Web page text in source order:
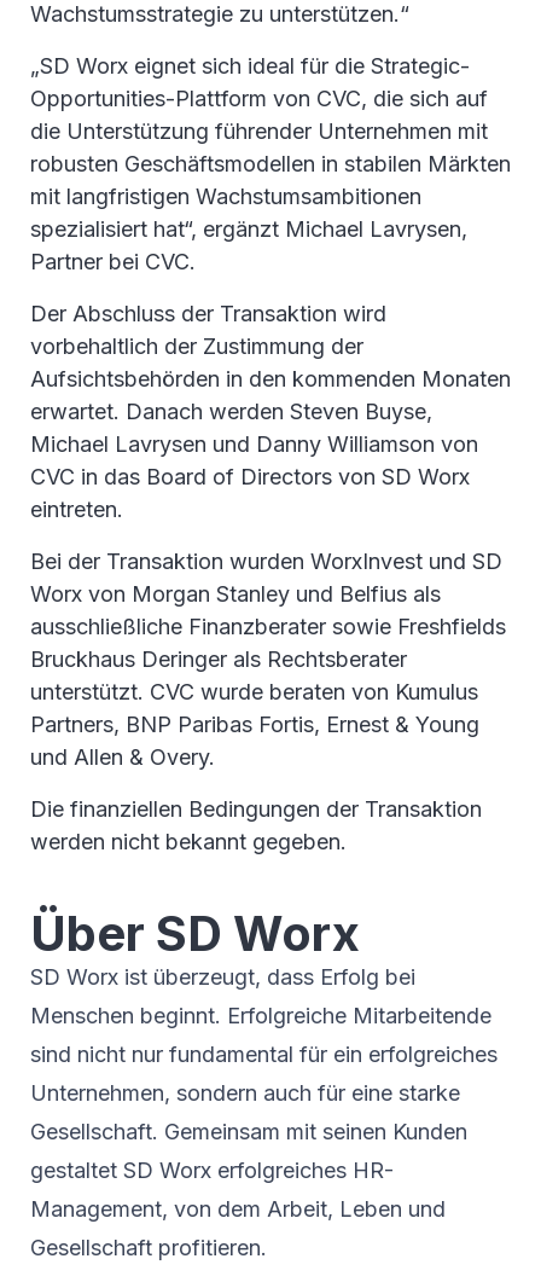
Wachstumsstrategie zu unterstützen.“
„SD Worx eignet sich ideal für die Strategic-
Opportunities-Plattform von CVC, die sich auf
die Unterstützung führender Unternehmen mit
robusten Geschäftsmodellen in stabilen Märkten
mit langfristigen Wachstumsambitionen
spezialisiert hat“, ergänzt Michael Lavrysen,
Partner bei CVC.
Der Abschluss der Transaktion wird
vorbehaltlich der Zustimmung der
Aufsichtsbehörden in den kommenden Monaten
erwartet. Danach werden Steven Buyse,
Michael Lavrysen und Danny Williamson von
CVC in das Board of Directors von SD Worx
eintreten.
Bei der Transaktion wurden WorxInvest und SD
Worx von Morgan Stanley und Belfius als
ausschließliche Finanzberater sowie Freshfields
Bruckhaus Deringer als Rechtsberater
unterstützt. CVC wurde beraten von Kumulus
Partners, BNP Paribas Fortis, Ernest & Young
und Allen & Overy.
Die finanziellen Bedingungen der Transaktion
werden nicht bekannt gegeben.
Über SD Worx
SD Worx ist überzeugt, dass Erfolg bei
Menschen beginnt. Erfolgreiche Mitarbeitende
sind nicht nur fundamental für ein erfolgreiches
Unternehmen, sondern auch für eine starke
Gesellschaft. Gemeinsam mit seinen Kunden
gestaltet SD Worx erfolgreiches HR-
Management, von dem Arbeit, Leben und
Gesellschaft profitieren.